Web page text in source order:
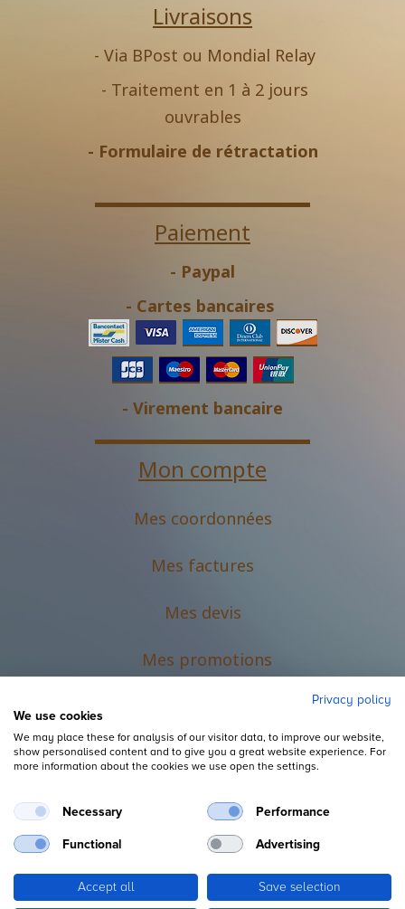
Livraisons
- Via BPost ou Mondial Relay
- Traitement en 1 à 2 jours
ouvrables
- Formulaire de rétractation
Paiement
- Paypal
- Cartes bancaires
- Virement bancaire
Mon compte
Mes coordonnées
Mes factures
Mes devis
Mes promotions
Mentions légales
Privacy policy
We use cookies
We may place these for analysis of our visitor data, to improve our website,
show personalised content and to give you a great website experience. For
more information about the cookies we use open the settings.
Necessary Performance
Functional Advertising
Accept all Save selection